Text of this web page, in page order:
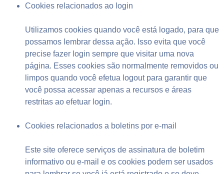
Cookies relacionados ao login
Utilizamos cookies quando você está logado, para que
possamos lembrar dessa ação. Isso evita que você
precise fazer login sempre que visitar uma nova
página. Esses cookies são normalmente removidos ou
limpos quando você efetua logout para garantir que
você possa acessar apenas a recursos e áreas
restritas ao efetuar login.
Cookies relacionados a boletins por e-mail
Este site oferece serviços de assinatura de boletim
informativo ou e-mail e os cookies podem ser usados ​​